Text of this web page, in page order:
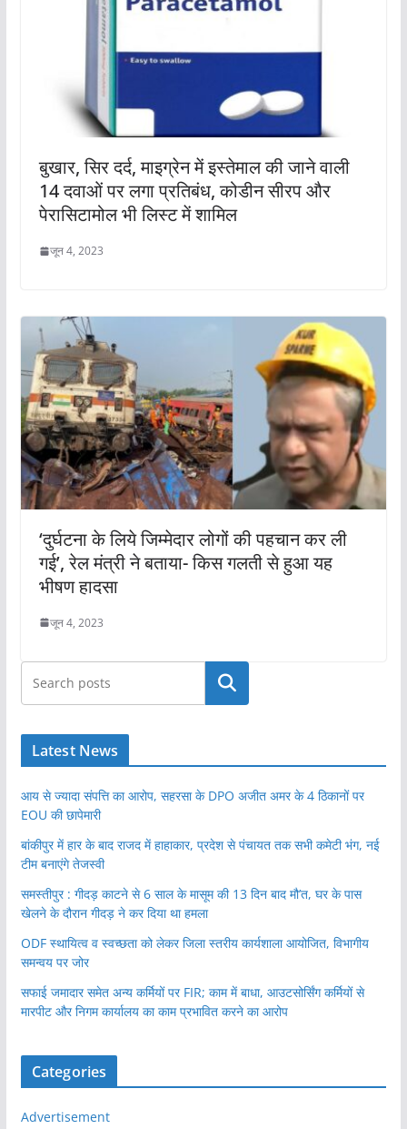
बुखार, सिर दर्द, माइग्रेन में इस्तेमाल की जाने वाली
14 दवाओं पर लगा प्रतिबंध, कोडीन सीरप और
पेरासिटामोल भी लिस्ट में शामिल
जून 4, 2023
‘दुर्घटना के लिये जिम्मेदार लोगों की पहचान कर ली
गई’, रेल मंत्री ने बताया- किस गलती से हुआ यह
भीषण हादसा
जून 4, 2023
खोजें
Latest News
आय से ज्यादा संपत्ति का आरोप, सहरसा के DPO अजीत अमर के 4 ठिकानों पर
EOU की छापेमारी
बांकीपुर में हार के बाद राजद में हाहाकार, प्रदेश से पंचायत तक सभी कमेटी भंग, नई
टीम बनाएंगे तेजस्वी
समस्तीपुर : गीदड़ काटने से 6 साल के मासूम की 13 दिन बाद मौ’त, घर के पास
खेलने के दौरान गीदड़ ने कर दिया था हमला
ODF स्थायित्व व स्वच्छता को लेकर जिला स्तरीय कार्यशाला आयोजित, विभागीय
समन्वय पर जोर
सफाई जमादार समेत अन्य कर्मियों पर FIR; काम में बाधा, आउटसोर्सिंग कर्मियों से
मारपीट और निगम कार्यालय का काम प्रभावित करने का आरोप
Categories
Advertisement